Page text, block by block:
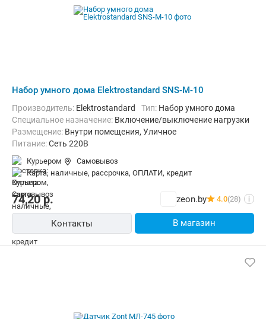
Набор умного дома Elektrostandard SNS-M-10
Производитель: Elektrostandard Тип: Набор умного дома
Специальное назначение: Включение/выключение нагрузки
Размещение: Внутри помещения, Уличное
Питание:Сеть 220В
Курьером
Самовывоз
карта, наличные, рассрочка, ОПЛАТИ, кредит
74,20р. zeon.by 4.0(28) i
Контакты В магазин